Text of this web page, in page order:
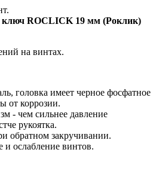
ROCLICK 19 мм (Роклик)
на винтах.
головка имеет черное фосфатное
от коррозии.
- чем сильнее давление
рукоятка.
обратном закручивании.
и ослабление винтов.